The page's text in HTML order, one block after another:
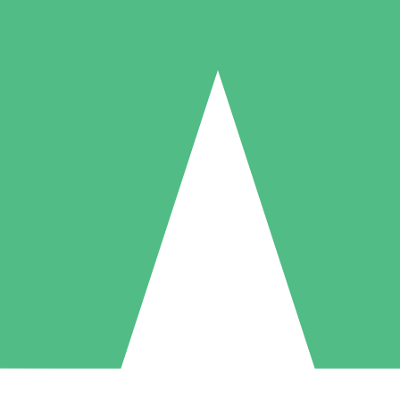
Individuelle Credit-Pakete
nach Bedarf mit Download-Credits. Keine monatliche Verpflichtung